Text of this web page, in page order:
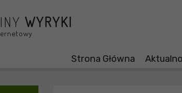
WYRYKI
Strona Główna